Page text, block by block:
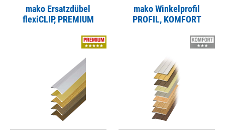
mako Ersatzdübel
flexiCLIP, PREMIUM
mako Winkelprofil
PROFIL, KOMFORT